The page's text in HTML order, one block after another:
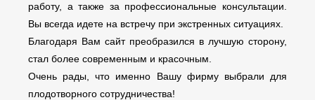
работу, а также за профессиональные консультации.
Вы всегда идете на встречу при экстренных ситуациях.
Благодаря Вам сайт преобразился в лучшую сторону,
стал более современным и красочным.
Очень рады, что именно Вашу фирму выбрали для
плодотворного сотрудничества!